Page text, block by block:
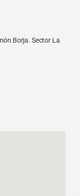
Borja. Sector La